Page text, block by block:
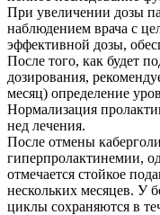
При увеличении дозы
наблюдением врача с
эффективной дозы,
После того, как будет
дозирования,
месяц) определение
Нормализация
нед лечения.
После отмены
гиперпролактинемии,
отмечается стойкое
нескольких месяцев. У
циклы сохраняются в